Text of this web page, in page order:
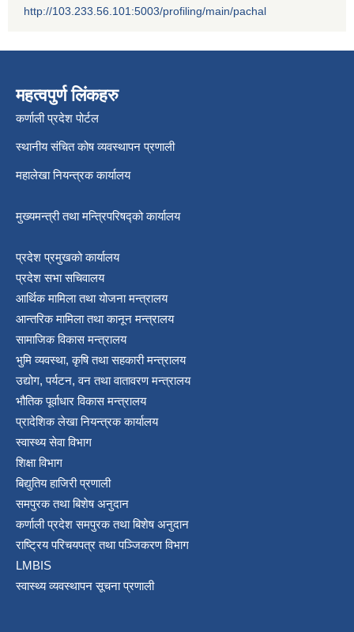
http://103.233.56.101:5003/profiling/main/pachal
महत्वपुर्ण लिंकहरु
कर्णाली प्रदेश पोर्टल
स्थानीय संचित कोष व्यवस्थापन प्रणाली
महालेखा नियन्त्रक कार्यालय
मुख्यमन्त्री तथा मन्त्रिपरिषद्को कार्यालय
प्रदेश प्रमुखको कार्यालय
प्रदेश सभा सचिवालय
आर्थिक मामिला तथा योजना मन्त्रालय
आन्तरिक मामिला तथा कानून मन्त्रालय
सामाजिक विकास मन्त्रालय
भुमि व्यवस्था, कृषि तथा सहकारी मन्त्रालय
उद्योग, पर्यटन, वन तथा वातावरण मन्त्रालय
भौतिक पूर्वाधार विकास मन्त्रालय
प्रादेशिक लेखा नियन्त्रक कार्यालय
स्वास्थ्य सेवा विभाग
शिक्षा विभाग
बिद्युतिय हाजिरी प्रणाली
समपुरक तथा बिशेष अनुदान
कर्णाली प्रदेश समपुरक तथा बिशेष अनुदान
राष्ट्रिय परिचयपत्र तथा पञ्जिकरण विभाग
LMBIS
स्वास्थ्य व्यवस्थापन सूचना प्रणाली